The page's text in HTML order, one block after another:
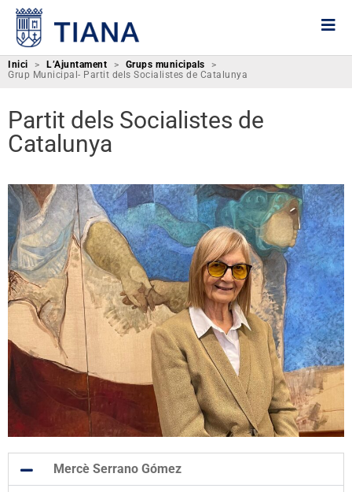
Inici > L’Ajuntament > Grups municipals
>
Grup Municipal- Partit dels Socialistes de Catalunya
Partit dels Socialistes de
Catalunya
Mercè Serrano Gómez